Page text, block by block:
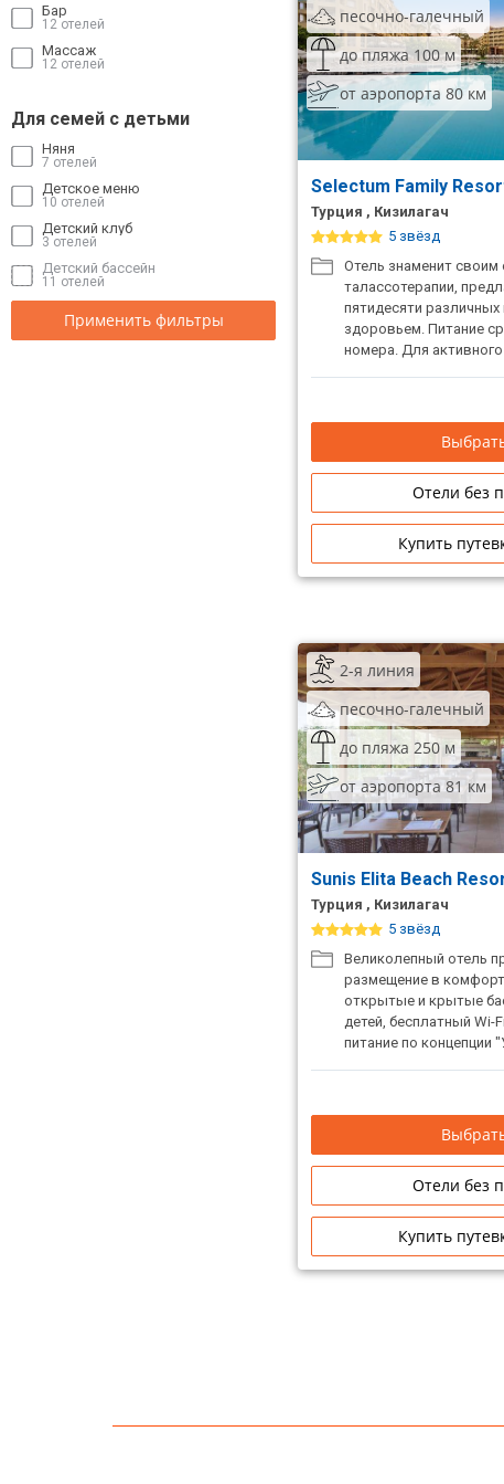
Бар
12 отелей
Массаж
12 отелей
Для семей с детьми
Няня
7 отелей
Детское меню
10 отелей
Детский клуб
3 отелей
Детский бассейн
11 отелей
Применить фильтры
песочно-галечный
до пляжа 100 м
от аэропорта 80 км
Selectum Family
Турция , Кизилагач
5 звёзд
Отель знаменит
талассотерапии,
пятидесяти различных
здоровьем. Питание
номера. Для
Отели без
Купить
2-я линия
песочно-галечный
до пляжа 250 м
от аэропорта 81 км
Sunis Elita Beach
Турция , Кизилагач
5 звёзд
Великолепный отель
размещение в
открытые и крытые
детей, бесплатный Wi-
питание по концепции
Отели без
Купить